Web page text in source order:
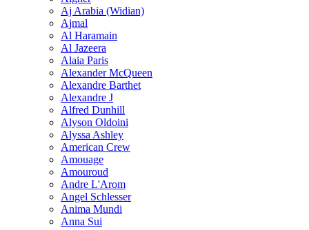
Aj Arabia (Widian)
Ajmal
Al Haramain
Al Jazeera
Alaia Paris
Alexander McQueen
Alexandre Barthet
Alexandre J
Alfred Dunhill
Alyson Oldoini
Alyssa Ashley
American Crew
Amouage
Amouroud
Andre L'Arom
Angel Schlesser
Anima Mundi
Anna Sui